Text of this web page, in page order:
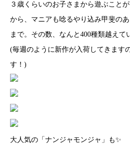
３歳くらいのお子さまから遊ぶこと
から、マニアも唸るやり込み甲斐の
まで。その数、なんと400種類越えて
(毎週のように新作が入荷してきます
す！)
大人気の「ナンジャモンジャ」も✨